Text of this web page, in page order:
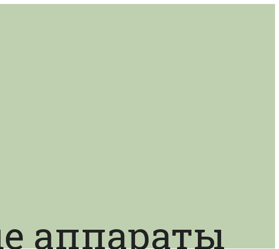
аппараты